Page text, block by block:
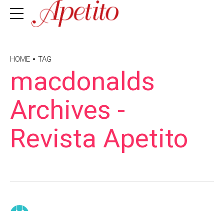
HOME TAG
macdonalds
Archives -
Revista Apetito